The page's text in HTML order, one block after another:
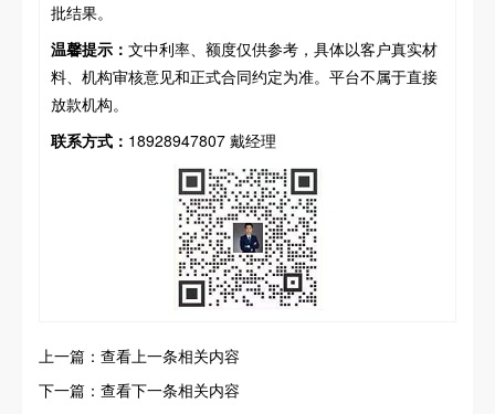
批结果。
温馨提示： 文中利率、额度仅供参考，具体以客户真实材
料、机构审核意见和正式合同约定为准。平台不属于直接
放款机构。
联系方式： 18928947807 戴经理
上一篇：查看上一条相关内容
下一篇：查看下一条相关内容